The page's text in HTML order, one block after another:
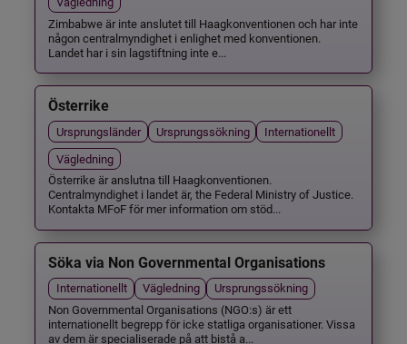
Zimbabwe är inte anslutet till Haagkonventionen och har inte
någon centralmyndighet i enlighet med konventionen.
Landet har i sin lagstiftning inte e...
Österrike
Ursprungsländer Ursprungssökning
Internationellt
Vägledning
Österrike är anslutna till Haagkonventionen.
Centralmyndighet i landet är, the Federal Ministry of Justice.
Kontakta MFoF för mer information om stöd...
Söka via Non Governmental Organisations
Internationellt Vägledning
Ursprungssökning
Non Governmental Organisations (NGO:s) är ett
internationellt begrepp för icke statliga organisationer. Vissa
av dem är specialiserade på att bistå a...